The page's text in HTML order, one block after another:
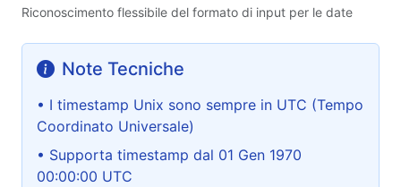
Riconoscimento flessibile del formato di input per le date
Note Tecniche
• I timestamp Unix sono sempre in UTC (Tempo
Coordinato Universale)
• Supporta timestamp dal 01 Gen 1970
00:00:00 UTC